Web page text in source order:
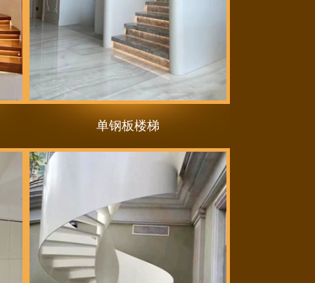
单钢板楼梯